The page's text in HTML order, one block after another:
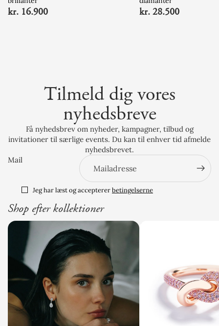
kr. 16.900 kr. 28.500
Tilmeld dig vores
nyhedsbreve
Få nyhedsbrev om nyheder, kampagner, tilbud og
invitationer til særlige events. Du kan til enhver tid afmelde
nyhedsbrevet.
Mail
Jeg har læst og acceptererbetingelserne
Shop efter kollektioner
White Diamonds Argyle Pink diamanter